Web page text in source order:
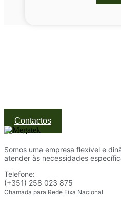
Contactos
Somos uma empresa flexível e
atender às necessidades
Telefone:
(+351) 258 023 875
Chamada para Rede Fixa Nacional